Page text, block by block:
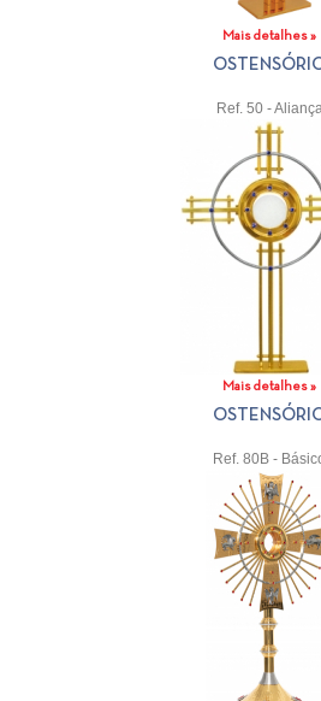
Mais detalhes »
Ref. 50 -
Mais detalhes »
Ref. 80B -